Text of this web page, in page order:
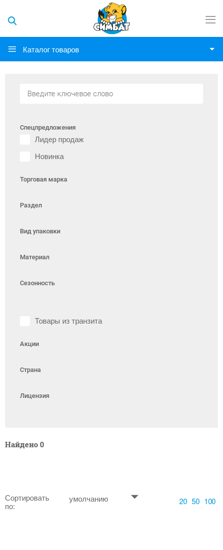
Каталог товаров
Спецпредложения
Лидер продаж
Новинка
Торговая марка
Раздел
Вид упаковки
Материал
Сезонность
Товары из транзита
Акции
Страна
Лицензия
Найдено 0
Сортировать
по:
умолчанию 20 50 100